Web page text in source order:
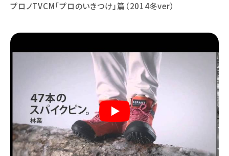
プロノTVCM「プロのいきつけ」篇（2014冬ver）